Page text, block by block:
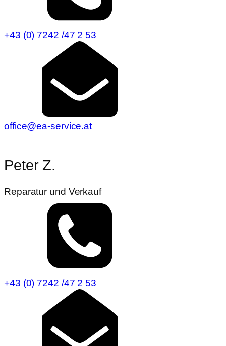
+43 (0) 7242 /47 2 53
office@ea-service.at
Peter Z.
Reparatur und Verkauf
+43 (0) 7242 /47 2 53